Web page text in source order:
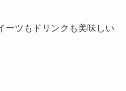
ーツもドリンクも美味しい